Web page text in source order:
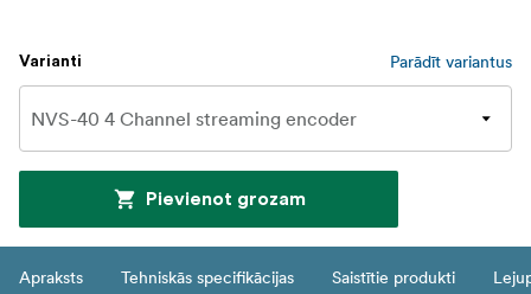
Varianti Parādīt variantus
Pievienot grozam
Apraksts Tehniskās specifikācijas Saistītie produkti